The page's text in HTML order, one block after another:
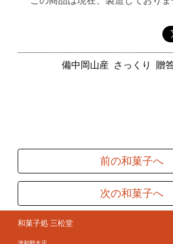
備中岡山産 さっくり 贈
前の和菓子へ
次の和菓子へ
和菓子処 三松堂